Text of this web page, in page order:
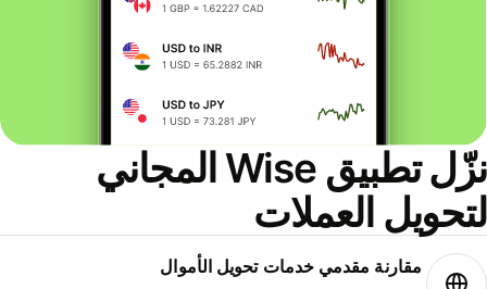
نزّل تطبيق Wise المجاني
لتحويل العملات
مقارنة مقدمي خدمات تحويل الأموال